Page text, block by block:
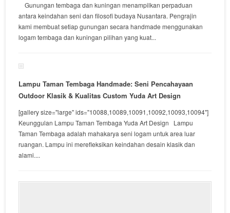
Gunungan tembaga dan kuningan menampilkan perpaduan
antara keindahan seni dan filosofi budaya Nusantara. Pengrajin
kami membuat setiap gunungan secara handmade menggunakan
logam tembaga dan kuningan pilihan yang kuat...
Lampu Taman Tembaga Handmade: Seni Pencahayaan
Outdoor Klasik & Kualitas Custom Yuda Art Design
[gallery size="large" ids="10088,10089,10091,10092,10093,10094"]
Keunggulan Lampu Taman Tembaga Yuda Art Design Lampu
Taman Tembaga adalah mahakarya seni logam untuk area luar
ruangan. Lampu ini merefleksikan keindahan desain klasik dan
alami....